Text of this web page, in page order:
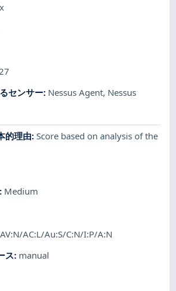
センサー: Nessus Agent, Nessus
的理由:Score based on analysis of the
: Medium
AC:L/Au:S/C:N/I:P/A:N
ス: manual